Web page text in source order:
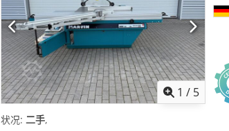
1 / 5
状况: 二手,